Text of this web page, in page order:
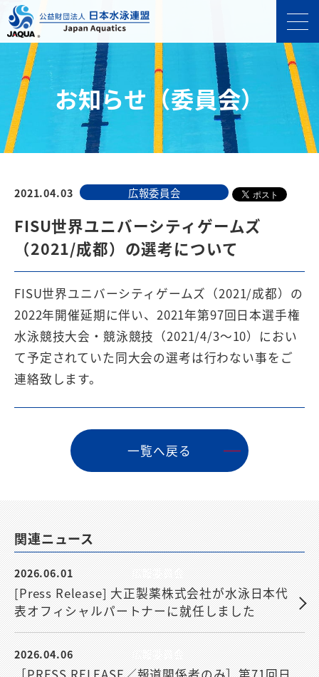
お知らせ（委員会）
2021.04.03 広報委員会
FISU世界ユニバーシティゲームズ
（2021/成都）の選考について
FISU世界ユニバーシティゲームズ（2021/成都）の
2022年開催延期に伴い、2021年第97回日本選手権
水泳競技大会・競泳競技（2021/4/3～10）におい
て予定されていた同大会の選考は行わない事をご
連絡致します。
⼀覧へ戻る
関連ニュース
2026.06.01 広報委員会
[Press Release] 大正製薬株式会社が水泳日本代
表オフィシャルパートナーに就任しました
2026.04.06 広報委員会